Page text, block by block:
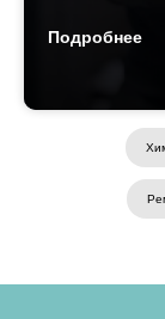
Подробнее